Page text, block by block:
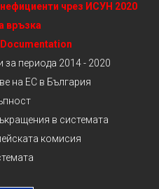
чрез ИСУН 2020
връзка
Documentation
периода 2014 - 2020
на ЕС в България
в системата
комисия